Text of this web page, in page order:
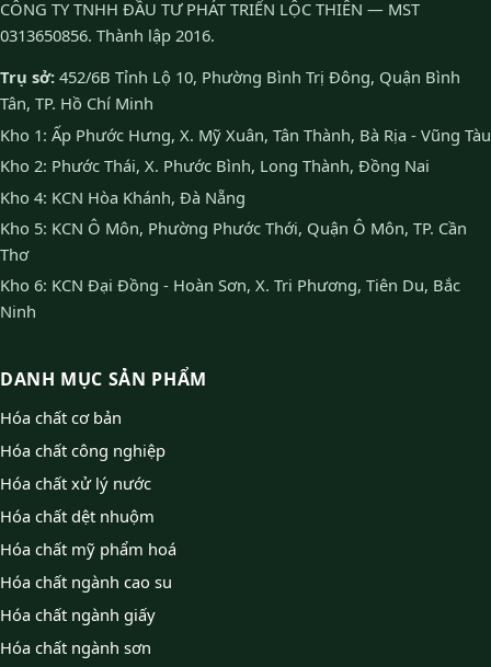
CÔNG TY TNHH ĐẦU TƯ PHÁT TRIỂN LỘC THIÊN — MST
0313650856. Thành lập 2016.
Trụ sở: 452/6B Tỉnh Lộ 10, Phường Bình Trị Đông, Quận Bình
Tân, TP. Hồ Chí Minh
Kho 1: Ấp Phước Hưng, X. Mỹ Xuân, Tân Thành, Bà Rịa - Vũng Tàu
Kho 2: Phước Thái, X. Phước Bình, Long Thành, Đồng Nai
Kho 4: KCN Hòa Khánh, Đà Nẵng
Kho 5: KCN Ô Môn, Phường Phước Thới, Quận Ô Môn, TP. Cần
Thơ
Kho 6: KCN Đại Đồng - Hoàn Sơn, X. Tri Phương, Tiên Du, Bắc
Ninh
DANH MỤC SẢN PHẨM
Hóa chất cơ bản
Hóa chất công nghiệp
Hóa chất xử lý nước
Hóa chất dệt nhuộm
Hóa chất mỹ phẩm hoá
Hóa chất ngành cao su
Hóa chất ngành giấy
Hóa chất ngành sơn